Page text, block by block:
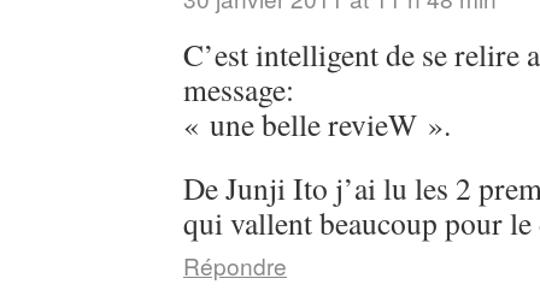
C’est intelligent de se relire
message:
« une belle revieW ».
De Junji Ito j’ai lu les 2
qui vallent beaucoup pour le
Répondre